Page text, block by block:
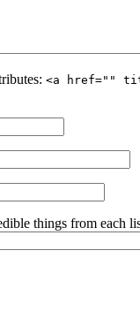
<a href=""
things from each